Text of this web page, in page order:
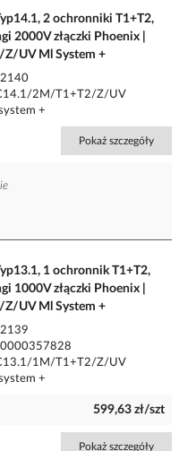
2 ochronniki T1+T2,
2000V złączki Phoenix |
UV Ml System +
2M/T1+T2/Z/UV
+
Pokaż szczegóły
1 ochronnik T1+T2,
1000V złączki Phoenix |
UV Ml System +
1M/T1+T2/Z/UV
+
599,63 zł/szt
Pokaż szczegóły